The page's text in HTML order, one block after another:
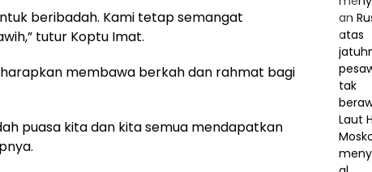
beribadah. Kami tetap semangat
tutur Koptu Imat.
membawa berkah dan rahmat bagi
puasa kita dan kita semua mendapatkan